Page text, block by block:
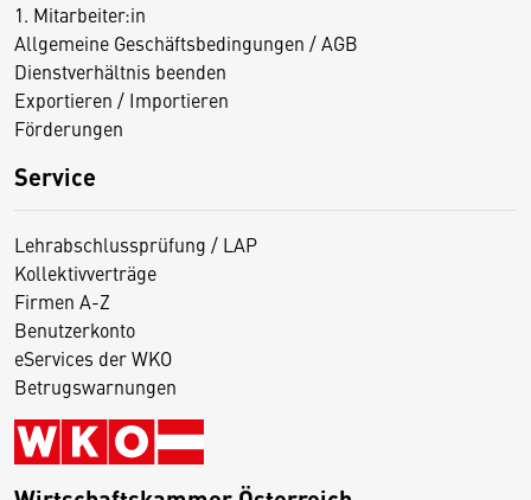
1. Mitarbeiter:in
Allgemeine Geschäftsbedingungen / AGB
Dienstverhältnis beenden
Exportieren / Importieren
Förderungen
Service
Lehrabschlussprüfung / LAP
Kollektivverträge
Firmen A-Z
Benutzerkonto
eServices der WKO
Betrugswarnungen